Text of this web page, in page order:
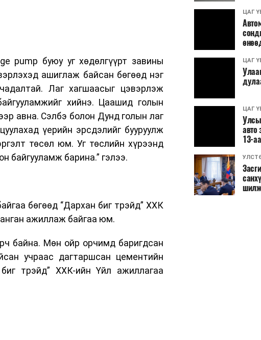
pump буюу уг хөдөлгүүрт завины
ашиглаж байсан бөгөөд нэг
Лаг хагшаасыг цэвэрлэж
хийнэ. Цаашид голын
авна. Сэлбэ болон Дунд голын лаг
үерийн эрсдэлийг бууруулж
төсөл юм. Уг төслийн хүрээнд
байгууламж барина.” гэлээ.
бөгөөд “Дархан биг трэйд” ХХК
ажиллаж байгаа юм.
байна. Мөн ойр орчимд баригдсан
учраас дагтаршсан цементийн
трэйд” ХХК-ийн Үйл ажиллагаа
ЦАГ
ЦАГ
ЦАГ
авто
13-